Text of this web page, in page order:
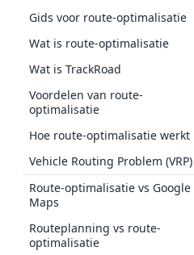
Gids voor route-optimalisatie
Wat is route-optimalisatie
Wat is TrackRoad
Voordelen van route-
optimalisatie
Hoe route-optimalisatie werkt
Vehicle Routing Problem (VRP)
Route-optimalisatie vs Google
Maps
Routeplanning vs route-
optimalisatie